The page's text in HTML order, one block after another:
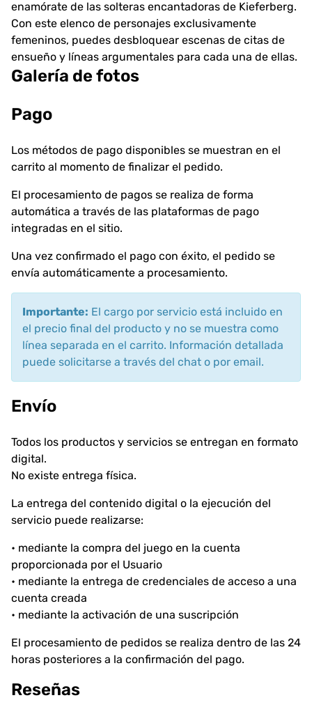
enamórate de las solteras encantadoras de Kieferberg.
Con este elenco de personajes exclusivamente
femeninos, puedes desbloquear escenas de citas de
ensueño y líneas argumentales para cada una de ellas.
Galería de fotos
Pago
Los métodos de pago disponibles se muestran en el
carrito al momento de finalizar el pedido.
El procesamiento de pagos se realiza de forma
automática a través de las plataformas de pago
integradas en el sitio.
Una vez confirmado el pago con éxito, el pedido se
envía automáticamente a procesamiento.
Importante: El cargo por servicio está incluido en
el precio final del producto y no se muestra como
línea separada en el carrito. Información detallada
puede solicitarse a través del chat o por email.
Envío
Todos los productos y servicios se entregan en formato
digital.
No existe entrega física.
La entrega del contenido digital o la ejecución del
servicio puede realizarse:
• mediante la compra del juego en la cuenta
proporcionada por el Usuario
• mediante la entrega de credenciales de acceso a una
cuenta creada
• mediante la activación de una suscripción
El procesamiento de pedidos se realiza dentro de las 24
horas posteriores a la confirmación del pago.
Reseñas